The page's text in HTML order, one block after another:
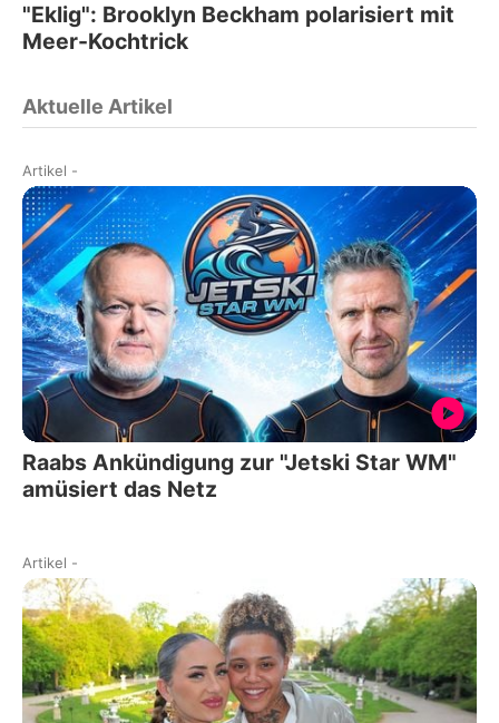
"Eklig": Brooklyn Beckham polarisiert mit
Meer-Kochtrick
Aktuelle Artikel
Artikel -
Raabs Ankündigung zur "Jetski Star WM"
amüsiert das Netz
Artikel -